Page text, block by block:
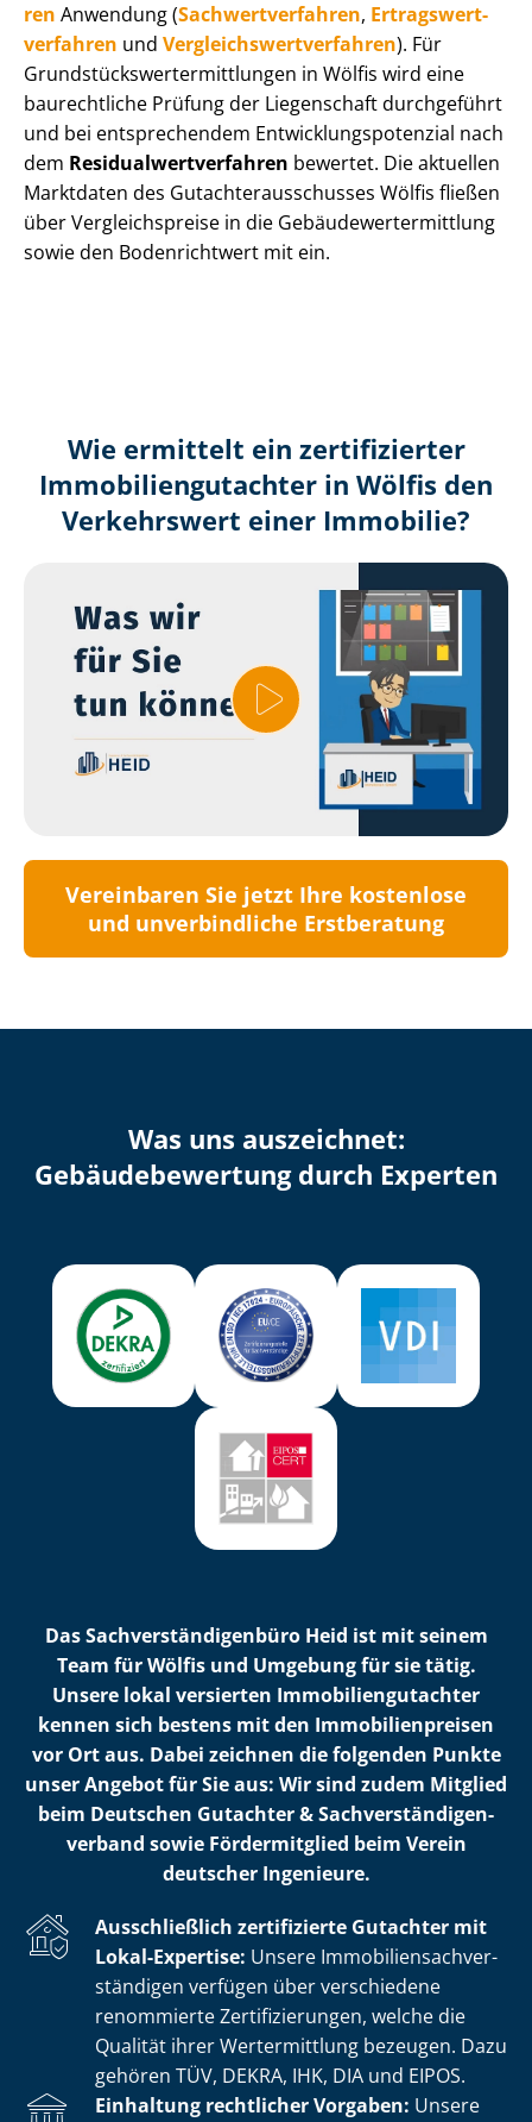
ren Anwendung (Sach­wert­ver­fah­ren, Er­trags­wert­
ver­fah­ren und Ver­gleichs­wert­ver­fah­ren). Für
Grund­stücks­wert­ermitt­lun­gen in Wölfis wird eine
baurechtliche Prüfung der Liegenschaft durchgeführt
und bei entsprechendem Ent­wick­lungs­po­ten­zi­al nach
dem Re­si­du­al­wert­ver­fah­ren bewertet. Die aktuellen
Marktdaten des Gut­ach­ter­aus­schus­ses Wölfis fließen
über Ver­gleichs­prei­se in die Ge­bäu­de­wert­ermitt­lung
sowie den Bodenrichtwert mit ein.
Wie ermittelt ein zertifizierter
Immobilien­gutachter in Wölfis den
Verkehrswert einer Immobilie?
Vereinbaren Sie jetzt Ihre kostenlose
und unverbindliche Erstberatung
Was uns auszeichnet:
Ge­bäu­de­be­wer­tung durch Experten
Das Sach­ver­stän­di­gen­bü­ro Heid ist mit seinem
Team für Wölfis und Umgebung für sie tätig.
Unsere lokal versierten Im­mo­bi­li­en­gut­ach­ter
kennen sich bestens mit den Im­mo­bi­li­en­prei­sen
vor Ort aus. Dabei zeichnen die folgenden Punkte
unser Angebot für Sie aus: Wir sind zudem Mitglied
beim Deutschen Gutachter & Sach­ver­stän­di­gen­
ver­band sowie Fördermitglied beim Verein
deutscher Ingenieure.
Ausschließlich zertifizierte Gutachter mit
Lokal-Expertise: Unsere Im­mo­bi­li­en­sach­ver­
stän­di­gen verfügen über verschiedene
renommierte Zer­ti­fi­zie­run­gen, welche die
Qualität ihrer Wertermittlung bezeugen. Dazu
gehören TÜV, DEKRA, IHK, DIA und EIPOS.
Einhaltung rechtlicher Vorgaben: Unsere